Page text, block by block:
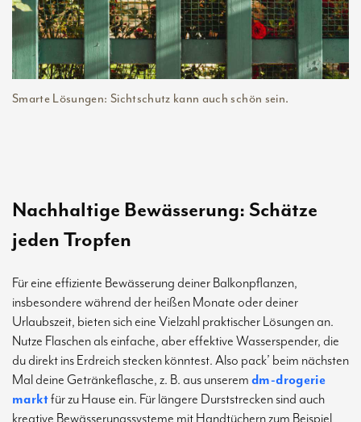
Smarte Lösungen: Sichtschutz kann auch schön sein.
Nachhaltige Bewässerung: Schätze
jeden Tropfen
Für eine effiziente Bewässerung deiner Balkonpflanzen,
insbesondere während der heißen Monate oder deiner
Urlaubszeit, bieten sich eine Vielzahl praktischer Lösungen an.
Nutze Flaschen als einfache, aber effektive Wasserspender, die
du direkt ins Erdreich stecken könntest. Also pack’ beim nächsten
Mal deine Getränkeflasche, z. B. aus unserem dm-drogerie
marktfür zu Hause ein. Für längere Durststrecken sind auch